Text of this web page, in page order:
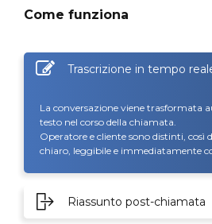
Come funziona
Trascrizione in tempo
La conversazione viene trasformata
testo nel corso della chiamata.
Operatore e cliente sono distinti, così
chiaro, leggibile e immediatamente
Riassunto post-chiamata